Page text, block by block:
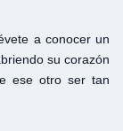
a conocer un
su corazón
ese otro ser tan